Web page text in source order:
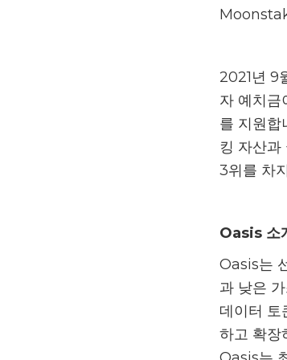
2021년 9
자 예치금
를 지원합
킹 자산과
3위를 차
Oasis 소
Oasis는
과 낮은
데이터
하고 확장